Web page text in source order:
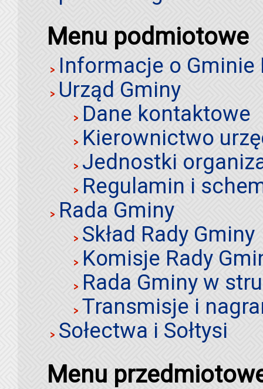
Menu podmiotowe
Informacje o Gminie
Urząd Gminy
Dane kontaktowe
Kierownictwo
Jednostki
Regulamin i
Rada Gminy
Skład Rady Gminy
Komisje Rady
Rada Gminy w
Transmisje i
Sołectwa i Sołtysi
Menu